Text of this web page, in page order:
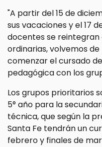
"A partir del 15 de
sus vacaciones y el 17
docentes se reintegran
ordinarias, volvemos
comenzar el cursado
pedagógica con los
Los grupos prioritarios
5° año para la
técnica, que según la
Santa Fe tendrán un
febrero y finales de